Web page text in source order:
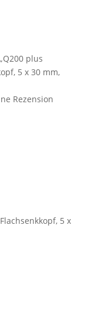
plus
5 x 30 mm,
Rezension
5 x